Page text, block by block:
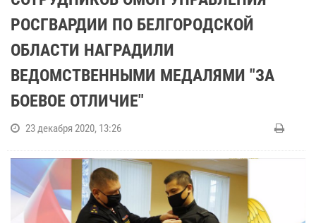
РОСГВАРДИИ ПО БЕЛГОРОДСКОЙ
ОБЛАСТИ НАГРАДИЛИ
ВЕДОМСТВЕННЫМИ МЕДАЛЯМИ "ЗА
БОЕВОЕ ОТЛИЧИЕ"
23 декабря 2020, 13:26